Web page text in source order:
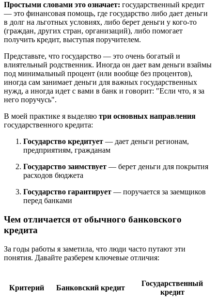
Простыми словами это означает: государственный кредит
— это финансовая помощь, где государство либо дает деньги
в долг на льготных условиях, либо берет деньги у кого-то
(граждан, других стран, организаций), либо помогает
получить кредит, выступая поручителем.
Представьте, что государство — это очень богатый и
влиятельный родственник. Иногда он дает вам деньги взаймы
под минимальный процент (или вообще без процентов),
иногда сам занимает деньги для важных государственных
нужд, а иногда идет с вами в банк и говорит: "Если что, я за
него поручусь".
В моей практике я выделяю три основных направления
государственного кредита:
Государство кредитует — дает деньги регионам,
предприятиям, гражданам
Государство заимствует — берет деньги для покрытия
расходов бюджета
Государство гарантирует — поручается за заемщиков
перед банками
Чем отличается от обычного банковского
кредита
За годы работы я заметила, что люди часто путают эти
понятия. Давайте разберем ключевые отличия:
Критерий Банковский кредит
Государственный
кредит